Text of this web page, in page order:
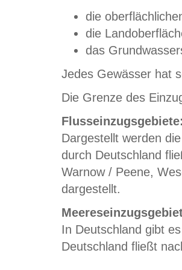
die
die
das
Jedes Gewässer hat
Die Grenze des
Dargestellt werden
durch Deutschland
Warnow / Peene,
dargestellt.
In Deutschland gibt
Deutschland fließt